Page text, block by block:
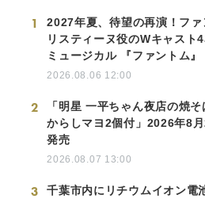
1
2027年夏、待望の再演！ファ
リスティーヌ役のWキャスト4
ミュージカル 『ファントム』
2026.08.06 12:00
2
「明星 一平ちゃん夜店の焼
からしマヨ2個付」2026年8
発売
2026.08.07 13:00
3
千葉市内にリチウムイオン電